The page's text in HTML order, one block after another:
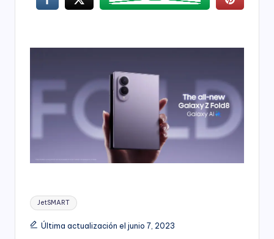
Etiquetas:
JetSMART
Última actualización el junio 7, 2023